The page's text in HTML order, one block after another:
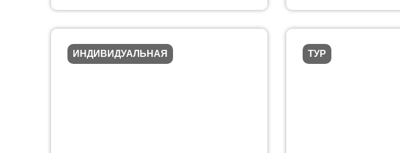
ИНДИВИДУАЛЬНАЯ ТУР